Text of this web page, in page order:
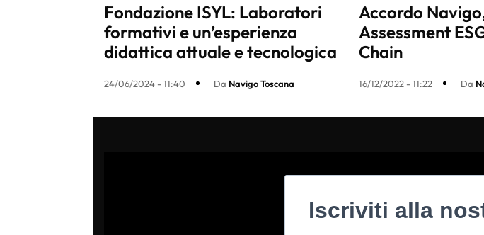
Fondazione ISYL: Laboratori
formativi e un’esperienza
didattica attuale e tecnologica
24/06/2024 - 11:40 Da Navigo Toscana
Accordo
Assessment
Chain
16/12/2022 - 11:22 Da
Iscriviti alla